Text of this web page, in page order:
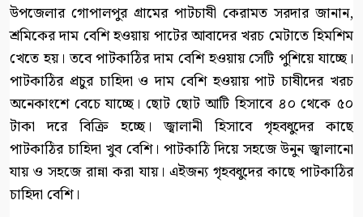
উপজেলার গোপালপুর গ্রামের পাটচাষী কেরামত সরদার জানান,
শ্রমিকের দাম বেশি হওয়ায় পাটের আবাদের খরচ মেটাতে হিমশিম
খেতে হয়। তবে পাটকাঠির দাম বেশি হওয়ায় সেটি পুশিয়ে যাচ্ছে।
পাটকাঠির প্রচুর চাহিদা ও দাম বেশি হওয়ায় পাট চাষীদের খরচ
অনেকাংশে বেচে যাচ্ছে। ছোট ছোট আটি হিসাবে ৪০ থেকে ৫০
টাকা দরে বিক্রি হচ্ছে। জ্বালানী হিসাবে গৃহবধুদের কাছে
পাটকাঠির চাহিদা খুব বেশি। পাটকাঠি দিয়ে সহজে উনুন জ্বালানো
যায় ও সহজে রান্না করা যায়। এইজন্য গৃহবধুদের কাছে পাটকাঠির
চাহিদা বেশি।